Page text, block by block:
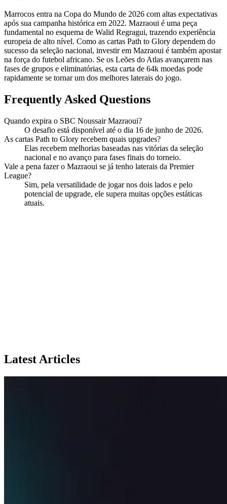
Marrocos entra na Copa do Mundo de 2026 com altas expectativas
após sua campanha histórica em 2022. Mazraoui é uma peça
fundamental no esquema de Walid Regragui, trazendo experiência
europeia de alto nível. Como as cartas Path to Glory dependem do
sucesso da seleção nacional, investir em Mazraoui é também apostar
na força do futebol africano. Se os Leões do Atlas avançarem nas
fases de grupos e eliminatórias, esta carta de 64k moedas pode
rapidamente se tornar um dos melhores laterais do jogo.
Frequently Asked Questions
Quando expira o SBC Noussair Mazraoui?
O desafio está disponível até o dia 16 de junho de 2026.
As cartas Path to Glory recebem quais upgrades?
Elas recebem melhorias baseadas nas vitórias da seleção
nacional e no avanço para fases finais do torneio.
Vale a pena fazer o Mazraoui se já tenho laterais da Premier
League?
Sim, pela versatilidade de jogar nos dois lados e pelo
potencial de upgrade, ele supera muitas opções estáticas
atuais.
Latest Articles